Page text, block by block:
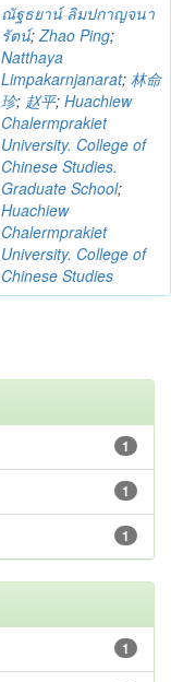
ณัฐธยาน์ ลิมปกาญจนา
รัตน์;Zhao Ping;
Natthaya
Limpakarnjanarat; 林命
珍; 赵平; Huachiew
Chalermprakiet
University. College of
Chinese Studies.
Graduate School;
Huachiew
Chalermprakiet
University. College of
Chinese Studies
1
1
1
1